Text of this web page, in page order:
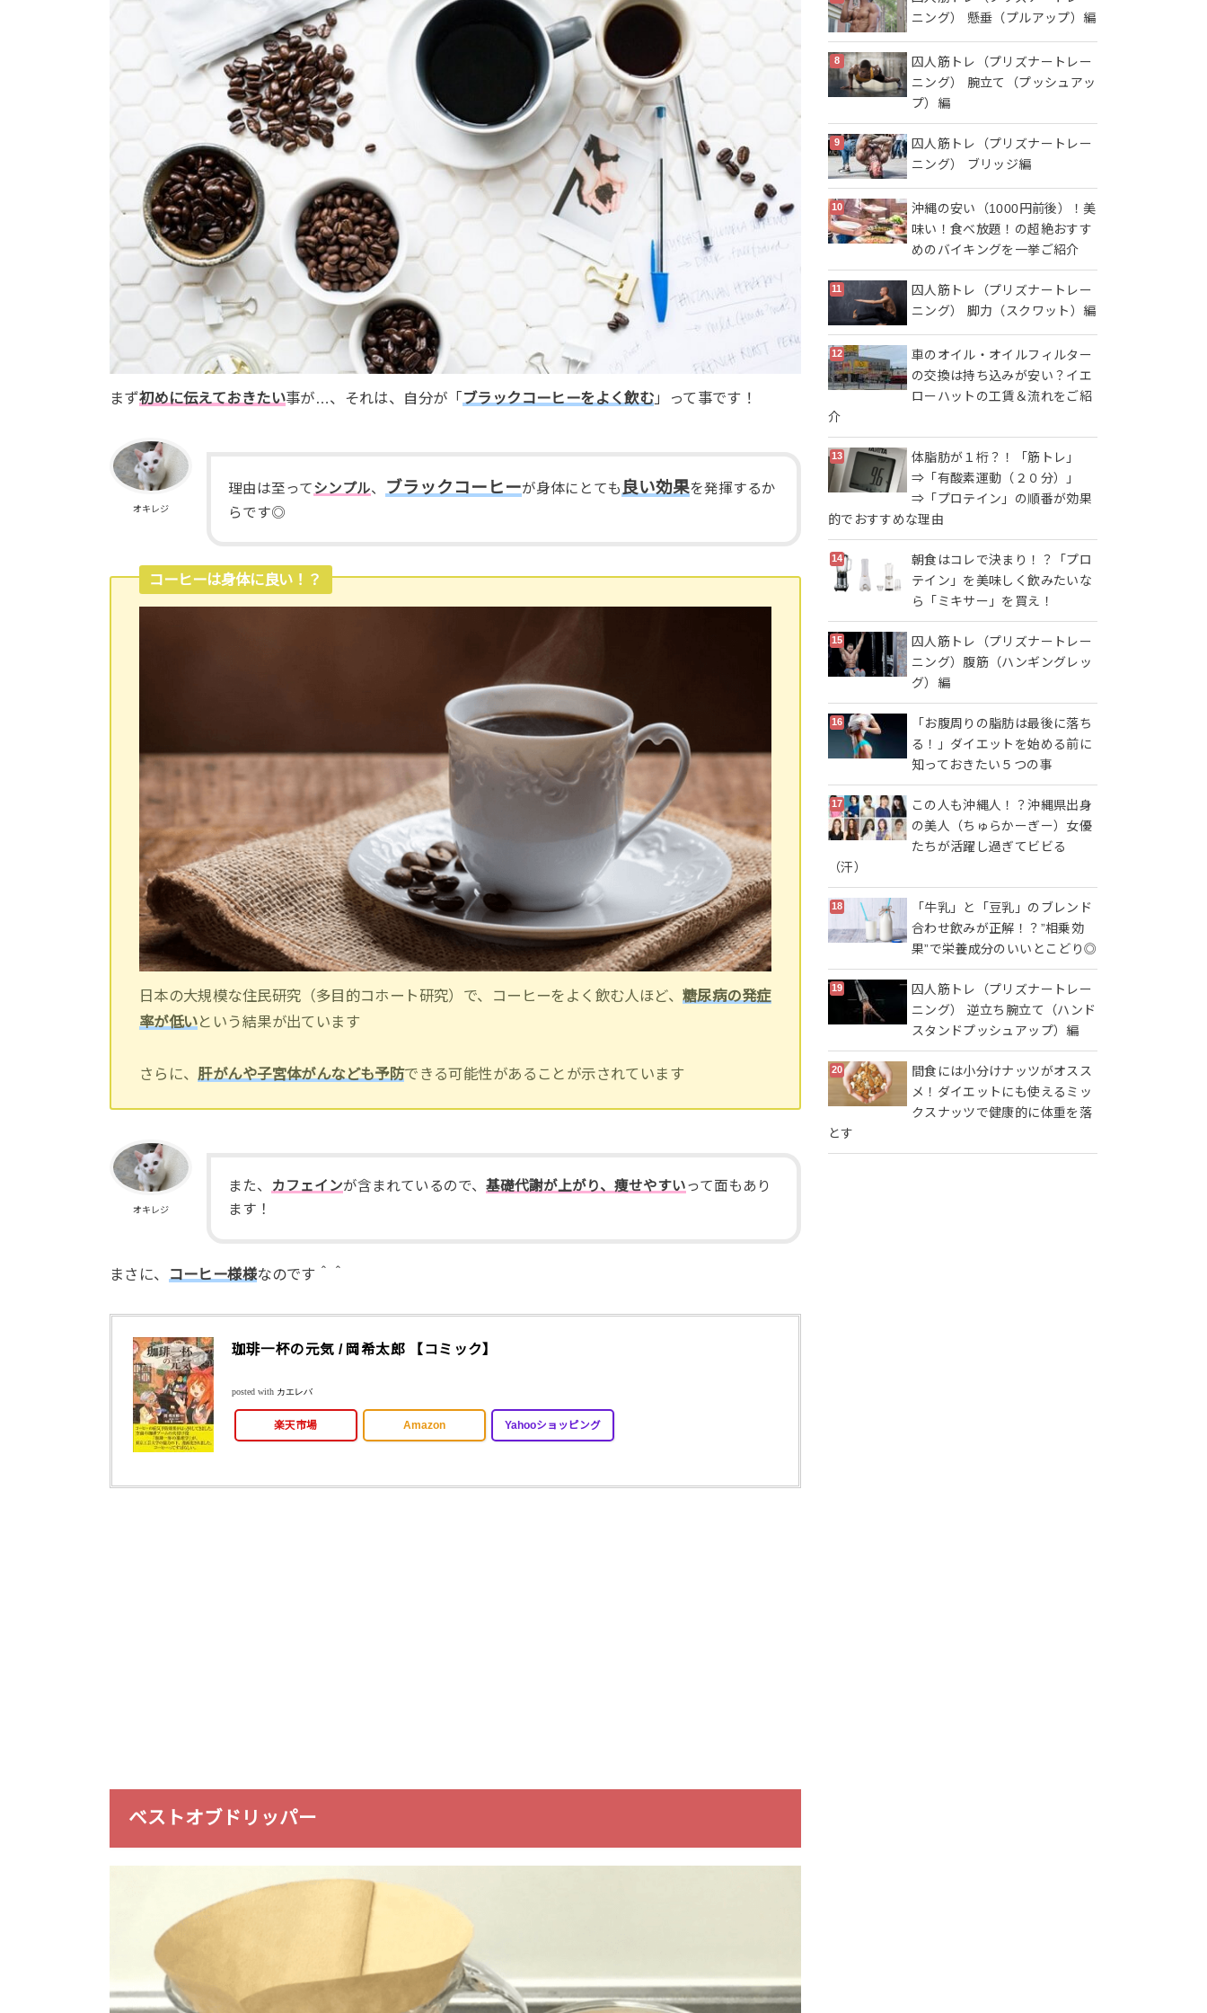
まず初めに伝えておきたい事が…、それは、自分が「 ブラックコーヒーをよく飲む 」って事です！
オキレジ
理由は至ってシンプル、 ブラックコーヒーが身体にとても 良い効果を発揮するか
らです◎
コーヒーは身体に良い！？
日本の大規模な住民研究（多目的コホート研究）で、コーヒーをよく飲む人ほど、糖尿病の発症
率が低いという結果が出ています
さらに、 肝がんや子宮体がんなども予防できる可能性があることが示されています
オキレジ
また、 カフェインが含まれているので、基礎代謝が上がり、痩せやすいって面もあり
ます！
まさに、 コーヒー様様なのです＾＾
珈琲一杯の元気 / 岡希太郎 【コミック】
posted with カエレバ
楽天市場 Amazon Yahooショッピング
ベストオブドリッパー
ニング） 懸垂（プルアップ）編
囚人筋トレ（プリズナートレー
ニング） 腕立て（プッシュアッ
プ）編
囚人筋トレ（プリズナートレー
ニング） ブリッジ編
沖縄の安い（1000円前後）！美
味い！食べ放題！の超絶おすす
めのバイキングを一挙ご紹介
囚人筋トレ（プリズナートレー
ニング） 脚力（スクワット）編
車のオイル・オイルフィルター
の交換は持ち込みが安い？イエ
ローハットの工賃＆流れをご紹
介
体脂肪が１桁？！「筋トレ」
⇒「有酸素運動（２０分）」
⇒「プロテイン」の順番が効果
的でおすすめな理由
朝食はコレで決まり！？「プロ
テイン」を美味しく飲みたいな
ら「ミキサー」を買え！
囚人筋トレ（プリズナートレー
ニング）腹筋（ハンギングレッ
グ）編
「お腹周りの脂肪は最後に落ち
る！」ダイエットを始める前に
知っておきたい５つの事
この人も沖縄人！？沖縄県出身
の美人（ちゅらかーぎー）女優
たちが活躍し過ぎてビビる
（汗）
「牛乳」と「豆乳」のブレンド
合わせ飲みが正解！？”相乗効
果”で栄養成分のいいとこどり◎
囚人筋トレ（プリズナートレー
ニング） 逆立ち腕立て（ハンド
スタンドプッシュアップ）編
間食には小分けナッツがオスス
メ！ダイエットにも使えるミッ
クスナッツで健康的に体重を落
とす